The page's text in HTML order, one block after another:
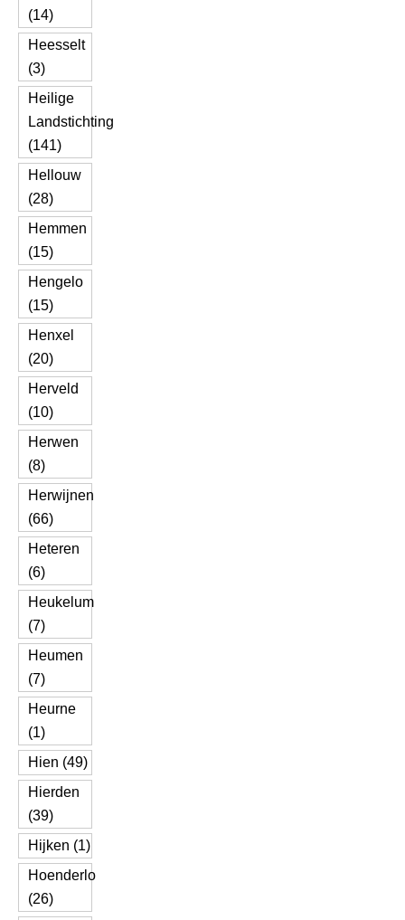
(14)
Heesselt
(3)
Heilige
Landstichting
(141)
Hellouw
(28)
Hemmen
(15)
Hengelo
(15)
Henxel
(20)
Herveld
(10)
Herwen
(8)
Herwijnen
(66)
Heteren
(6)
Heukelum
(7)
Heumen
(7)
Heurne
(1)
Hien (49)
Hierden
(39)
Hijken (1)
Hoenderlo
(26)